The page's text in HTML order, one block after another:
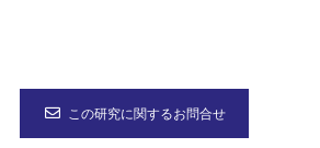
この研究に関するお問合せ